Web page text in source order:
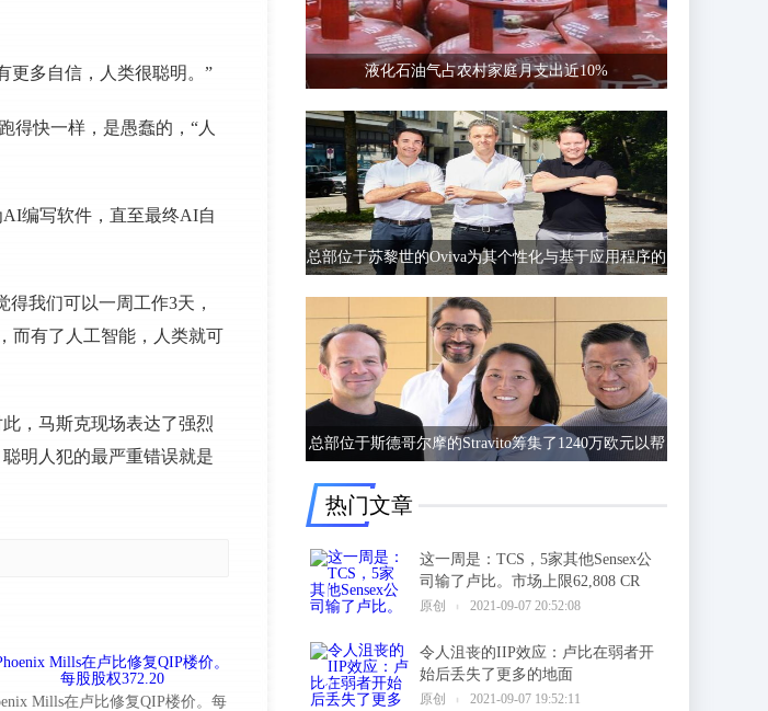
更多自信，人类很聪明。”
得快一样，是愚蠢的，“人
编写软件，直至最终AI自
我们可以一周工作3天，
而有了人工智能，人类就可
，马斯克现场表达了强烈
明人犯的最严重错误就是
Mills在卢比修复QIP楼价。每
液化石油气占农村家庭月支出近10%
总部位于苏黎世的Oviva为其个性化与基于应用程序的
总部位于斯德哥尔摩的Stravito筹集了1240万欧元以帮
热门文章
这一周是：TCS，5家其他Sensex公
司输了卢比。市场上限62,808 CR
原创 2021-09-07 20:52:08
1
令人沮丧的IIP效应：卢比在弱者开
始后丢失了更多的地面
原创 2021-09-07 19:52:11
2